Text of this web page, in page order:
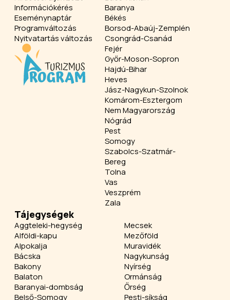
Információkérés
Eseménynaptár
Programváltozás
Nyitvatartás változás
Baranya
Békés
Borsod-Abaúj-Zemplén
Csongrád-Csanád
Fejér
Győr-Moson-Sopron
Hajdú-Bihar
Heves
Jász-Nagykun-Szolnok
Komárom-Esztergom
Nem Magyarország
Nógrád
Pest
Somogy
Szabolcs-Szatmár-
Bereg
Tolna
Vas
Veszprém
Zala
Tájegységek
Aggteleki-hegység
Alföldi-kapu
Alpokalja
Bácska
Bakony
Balaton
Baranyai-dombság
Belső-Somogy
Mecsek
Mezőföld
Muravidék
Nagykunság
Nyírség
Ormánság
Őrség
Pesti-síkság